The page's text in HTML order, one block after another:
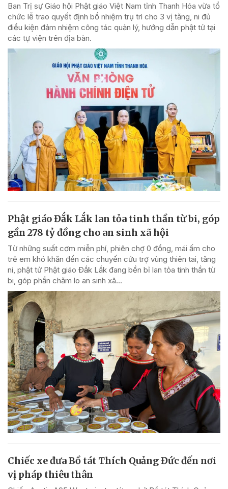
Ban Trị sự Giáo hội Phật giáo Việt Nam tỉnh Thanh Hóa vừa tổ
chức lễ trao quyết định bổ nhiệm trụ trì cho 3 vị tăng, ni đủ
điều kiện đảm nhiệm công tác quản lý, hướng dẫn phật tử tại
các tự viện trên địa bàn.
Phật giáo Đắk Lắk lan tỏa tinh thần từ bi, góp
gần 278 tỷ đồng cho an sinh xã hội
Từ những suất cơm miễn phí, phiên chợ 0 đồng, mái ấm cho
trẻ em khó khăn đến các chuyến cứu trợ vùng thiên tai, tăng
ni, phật tử Phật giáo Đắk Lắk đang bền bỉ lan tỏa tinh thần từ
bi, góp phần chăm lo an sinh xã...
Chiếc xe đưa Bồ tát Thích Quảng Đức đến nơi
vị pháp thiêu thân